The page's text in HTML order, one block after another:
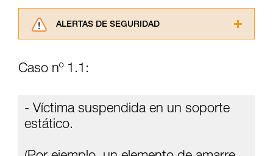
ALERTAS DE SEGURIDAD
consultarlo. Usted debe comprender la
Dominar estas técnicas requiere una formación
y un entrenamiento específico. Confirme a
Caso nº 1.1:
- Víctima suspendida en un soporte
estático.